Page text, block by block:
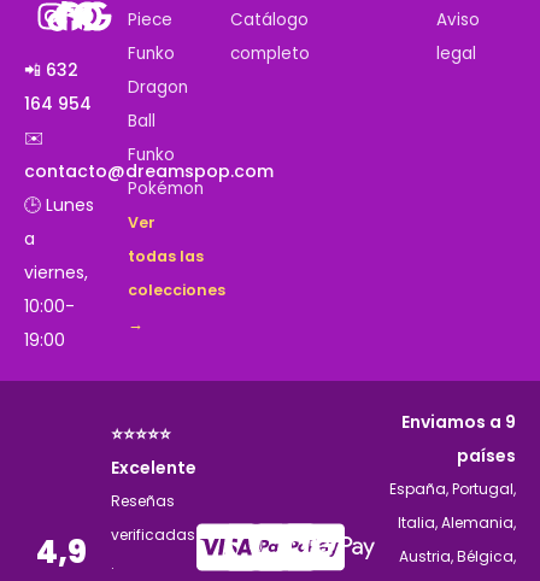
📲 632
164 954
✉️
contacto@dreamspop.com
🕒 Lunes
a
viernes,
10:00-
19:00
Piece
Funko
Dragon
Ball
Funko
Pokémon
Ver
todas las
colecciones
→
Catálogo
completo
Aviso
legal
4,9
⭐⭐⭐⭐⭐
Excelente
Reseñas
verificadas
·
Enviamos a 9
países
España, Portugal,
Italia, Alemania,
Austria, Bélgica,